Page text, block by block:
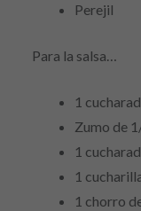
Perejil
Para la salsa…
1
Zumo de
1
1
1 chorro